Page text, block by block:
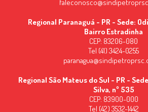
Regional Paranaguá - PR - Sede:
Bairro Estradinha
CEP: 83206-080
Tel (41) 3424-0255
Regional São Mateus do Sul - PR -
Silva, nº 535
CEP: 83900-000
Tel (42) 3532-1442